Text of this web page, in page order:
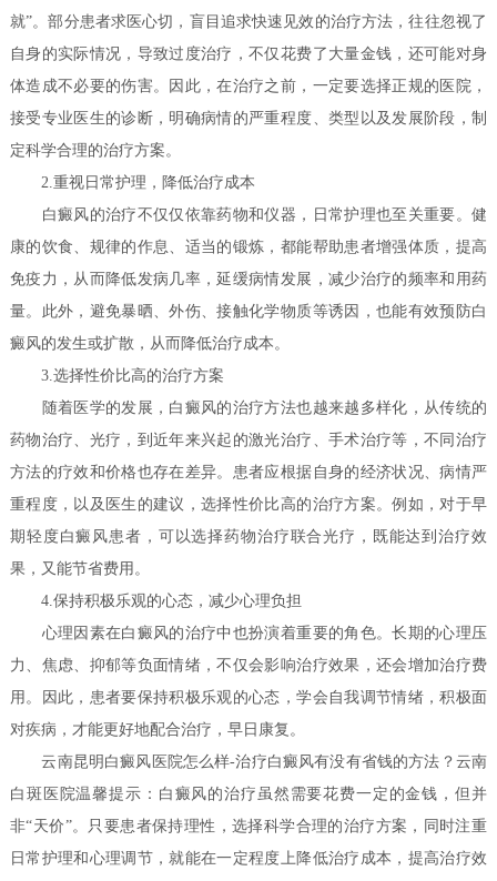
就”。部分患者求医心切，盲目追求快速见效的治疗方法，往往忽视了
自身的实际情况，导致过度治疗，不仅花费了大量金钱，还可能对身
体造成不必要的伤害。因此，在治疗之前，一定要选择正规的医院，
接受专业医生的诊断，明确病情的严重程度、类型以及发展阶段，制
定科学合理的治疗方案。
2.重视日常护理，降低治疗成本
白癜风的治疗不仅仅依靠药物和仪器，日常护理也至关重要。健
康的饮食、规律的作息、适当的锻炼，都能帮助患者增强体质，提高
免疫力，从而降低发病几率，延缓病情发展，减少治疗的频率和用药
量。此外，避免暴晒、外伤、接触化学物质等诱因，也能有效预防白
癜风的发生或扩散，从而降低治疗成本。
3.选择性价比高的治疗方案
随着医学的发展，白癜风的治疗方法也越来越多样化，从传统的
药物治疗、光疗，到近年来兴起的激光治疗、手术治疗等，不同治疗
方法的疗效和价格也存在差异。患者应根据自身的经济状况、病情严
重程度，以及医生的建议，选择性价比高的治疗方案。例如，对于早
期轻度白癜风患者，可以选择药物治疗联合光疗，既能达到治疗效
果，又能节省费用。
4.保持积极乐观的心态，减少心理负担
心理因素在白癜风的治疗中也扮演着重要的角色。长期的心理压
力、焦虑、抑郁等负面情绪，不仅会影响治疗效果，还会增加治疗费
用。因此，患者要保持积极乐观的心态，学会自我调节情绪，积极面
对疾病，才能更好地配合治疗，早日康复。
云南昆明白癜风医院怎么样-治疗白癜风有没有省钱的方法？云南
白斑医院温馨提示：白癜风的治疗虽然需要花费一定的金钱，但并
非“天价”。只要患者保持理性，选择科学合理的治疗方案，同时注重
日常护理和心理调节，就能在一定程度上降低治疗成本，提高治疗效